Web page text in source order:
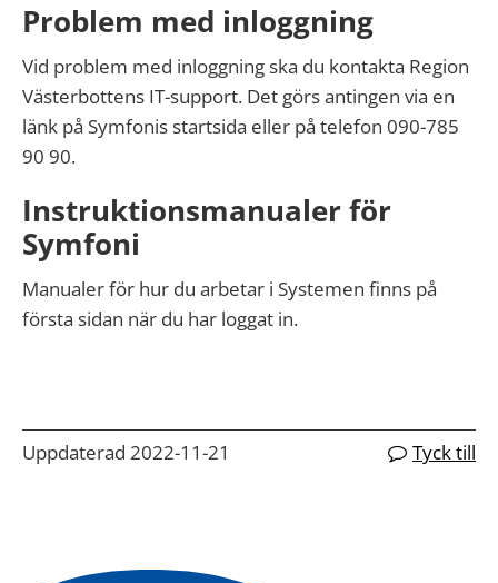
Problem med inloggning
Vid problem med inloggning ska du kontakta Region
Västerbottens IT-support. Det görs antingen via en
länk på Symfonis startsida eller på telefon 090-785
90 90.
Instruktionsmanualer för
Symfoni
Manualer för hur du arbetar i Systemen finns på
första sidan när du har loggat in.
Uppdaterad 2022-11-21 Tyck till